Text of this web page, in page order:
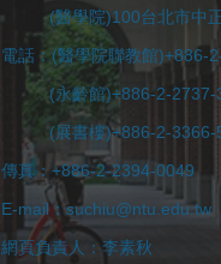
(醫學院)100台北市中正區
電話：(醫學院聯教館)+886-
(永齡館)+886-2-2737-
(展書樓)+886-2-3366-
傳真：+886-2-2394-0049
E-mail：suchiu@ntu.edu.tw
網頁負責人：李素秋